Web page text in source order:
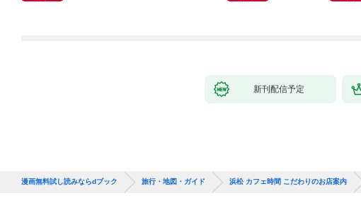
新刊配信予定
漫画無料試し読みならdブック 旅行・地図・ガイド 浜松 カフェ時間 こだわりのお店案内